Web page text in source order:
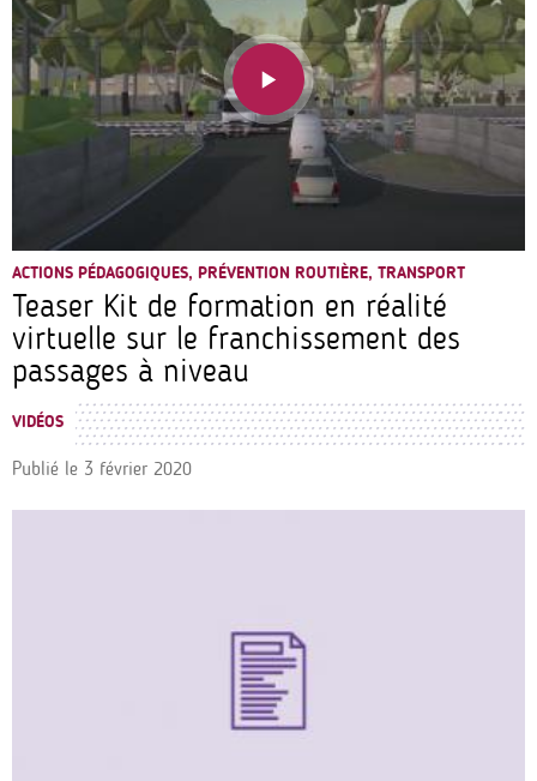
ACTIONS PÉDAGOGIQUES, PRÉVENTION ROUTIÈRE, TRANSPORT
Teaser Kit de formation en réalité
virtuelle sur le franchissement des
passages à niveau
VIDÉOS
Publié le 3 février 2020